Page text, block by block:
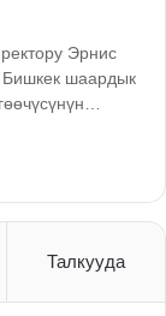
Эрнис
Бишкек шаардык
Талкууда